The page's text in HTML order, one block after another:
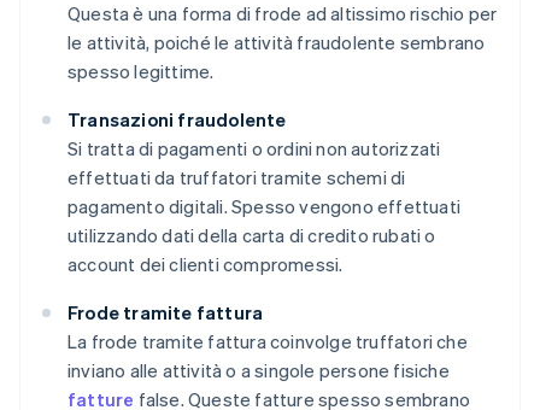
Questa è una forma di frode ad altissimo rischio per
le attività, poiché le attività fraudolente sembrano
spesso legittime.
Transazioni fraudolente
Si tratta di pagamenti o ordini non autorizzati
effettuati da truffatori tramite schemi di
pagamento digitali. Spesso vengono effettuati
utilizzando dati della carta di credito rubati o
account dei clienti compromessi.
Frode tramite fattura
La frode tramite fattura coinvolge truffatori che
inviano alle attività o a singole persone fisiche
fatture false. Queste fatture spesso sembrano